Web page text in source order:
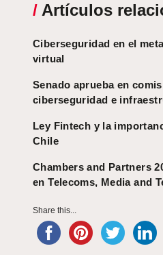
/ Artículos
Ciberseguridad en el
virtual
Senado aprueba en
ciberseguridad e
Ley Fintech y la
Chile
Chambers and Partners
en Telecoms, Media and
Share this...